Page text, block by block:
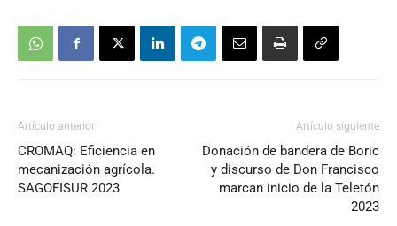
Artículo anterior
CROMAQ: Eficiencia en
mecanización agrícola.
SAGOFISUR 2023
Artículo siguiente
Donación de bandera de Boric
y discurso de Don Francisco
marcan inicio de la Teletón
2023